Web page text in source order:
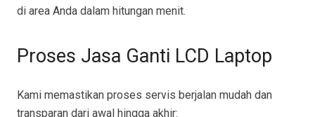
di area Anda dalam hitungan menit.
Proses Jasa Ganti LCD Laptop
Kami memastikan proses servis berjalan mudah dan
transparan dari awal hingga akhir: